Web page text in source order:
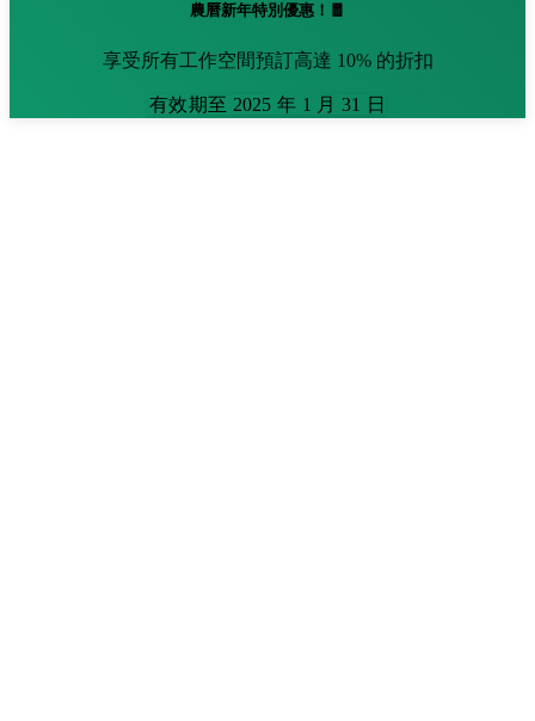
農曆新年特別優惠！🧧
享受所有工作空間預訂高達 10% 的折扣
有效期至 2025 年 1 月 31 日